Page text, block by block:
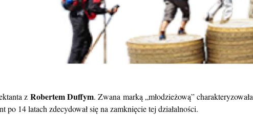
z Robertem Duffym. Zwana marką „młodzieżową”
14 latach zdecydował się na zamknięcie tej działalności.